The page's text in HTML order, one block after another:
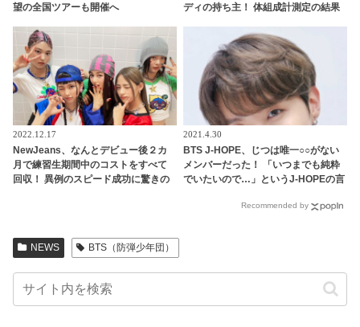
望の全国ツアーも開催へ
ディの持ち主！ 体組成計測定の結果
2022.12.17
NewJeans、なんとデビュー後２カ
月で練習生期間中のコストをすべて
回収！ 異例のスピード成功に驚きの
2021.4.30
BTS J-HOPE、じつは唯一○○がない
メンバーだった！ 「いつまでも純粋
でいたいので…」というJ-HOPEの言
ンバー総反撃・・ 予想だにしない展
Recommended by
NEWS BTS（防弾少年団）